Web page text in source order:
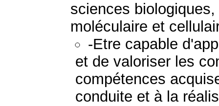
sciences
moléculaire et
-Etre capable
et de valoriser les
compétences
conduite et à la